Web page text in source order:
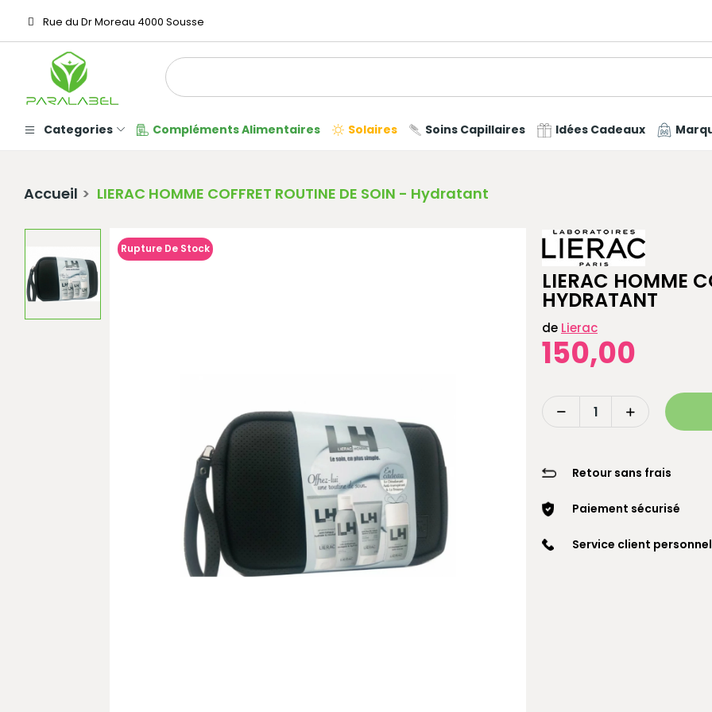
Rue du Dr Moreau 4000 Sousse
Categories Compléments Alimentaires Solaires Soins Capillaires Idées Cadeaux
Accueil LIERAC HOMME COFFRET ROUTINE DE SOIN - Hydratant
Rupture De Stock
LIERAC HOMME
HYDRATANT
de Lierac
150,00
Retour sans frais
Paiement sécurisé
Service client personnel